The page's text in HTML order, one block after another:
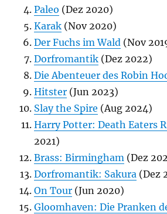
Paleo (Dez 2020)
Karak (Nov 2020)
Der Fuchs im Wald (Nov
Dorfromantik (Dez 2022)
Die Abenteuer des Robin
Hitster (Jun 2023)
Slay the Spire (Aug 2024)
Harry Potter: Death Eaters
2021)
Brass: Birmingham (Dez
Dorfromantik: Sakura (Dez
On Tour (Jun 2020)
Gloomhaven: Die Pranken